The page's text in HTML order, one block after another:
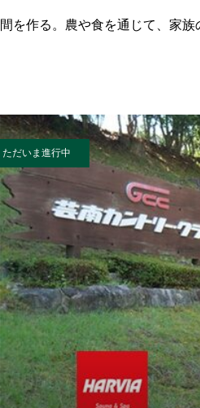
間を作る。農や食を通じて、家
ただいま進行中